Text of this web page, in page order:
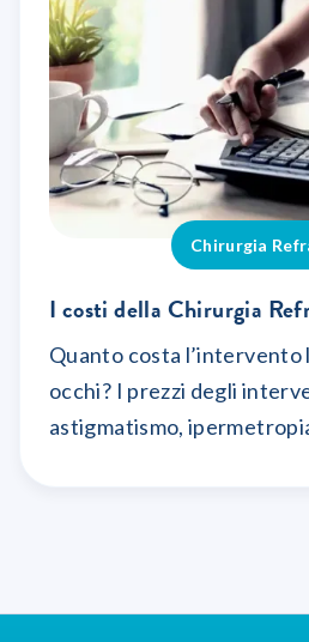
Chirurgia
I costi della Chirurgia
Quanto costa l’intervento
occhi? I prezzi degli
astigmatismo,